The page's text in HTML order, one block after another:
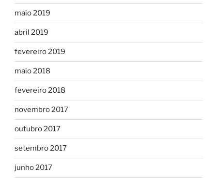
maio 2019
abril 2019
fevereiro 2019
maio 2018
fevereiro 2018
novembro 2017
outubro 2017
setembro 2017
junho 2017